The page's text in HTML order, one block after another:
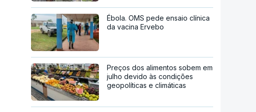
Ébola. OMS pede ensaio clínica
da vacina Ervebo
Preços dos alimentos sobem em
julho devido às condições
geopolíticas e climáticas